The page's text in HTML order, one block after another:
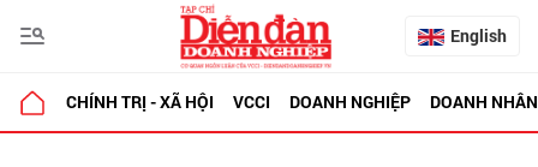
English
CHÍNH TRỊ - XÃ HỘI VCCI DOANH NGHIỆP DOANH NHÂN